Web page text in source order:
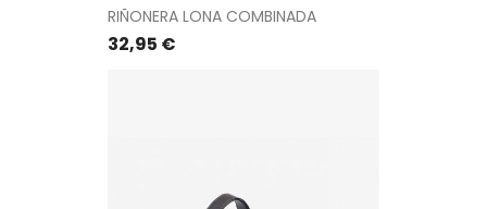
RIÑONERA LONA COMBINADA
Precio
32,95 €